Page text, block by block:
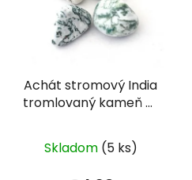
Achát stromový India
tromlovaný kameňXL
Skladom (5 ks)